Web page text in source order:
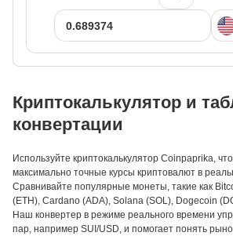
Криптокалькулятор и
конвертации
Используйте криптокалькулятор Coinpaprika,
максимально точные курсы криптовалют в
Сравнивайте популярные монеты, такие как
(ETH), Cardano (ADA), Solana (SOL), Dogecoin
Наш конвертер в режиме реального времени
пар, например SUI/USD, и помогает понять